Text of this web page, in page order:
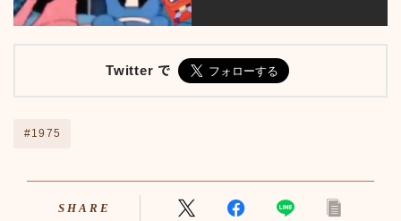
仮ボタンテスト
伝説のアンプ広告
出来事
出来事80-89
利用規約／特定商取引法に基づく表記
Twitter で
#1975
SHARE